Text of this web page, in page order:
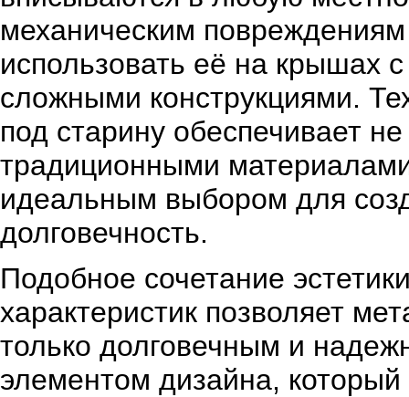
механическим
использовать её на крышах
сложными конструкциями.
под старину обеспечивает
традиционными
идеальным выбором для
долговечность.
Подобное сочетание
характеристик позволяет
только долговечным и
элементом дизайна,